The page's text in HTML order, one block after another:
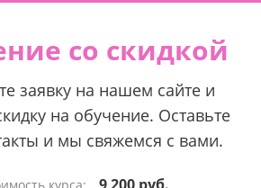
со скидкой
заявку на нашем сайте и
на обучение. Оставьте
и мы свяжемся с вами.